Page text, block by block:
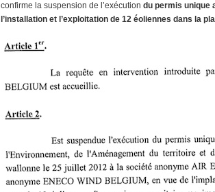
confirme la suspension de l’exécution du permis unique
l’installation et l’exploitation de 12 éoliennes dans la